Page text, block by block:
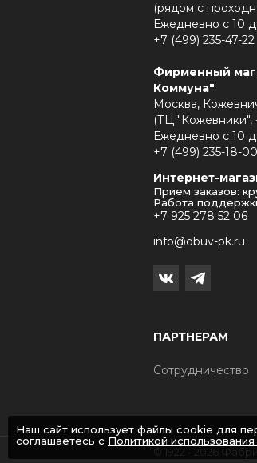
(рядом с
Ежедневно с 10
+7 (499) 235-47-22
Фирменный
Коммуна"
Москва,
(ТЦ "Кожевники",
Ежедневно с 10
+7 (499) 235-18-00
Интернет-
Прием заказов:
Работа
+7 925 278 52 06
info@obuv-pk.ru
ПАРТНЕРАМ
Сотрудничество
© 1922 - 2026
Наш сайт использует файлы cookie для
соглашаетесь с Политикой